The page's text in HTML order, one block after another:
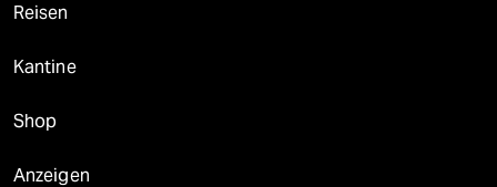
Reisen
Kantine
Shop
Anzeigen